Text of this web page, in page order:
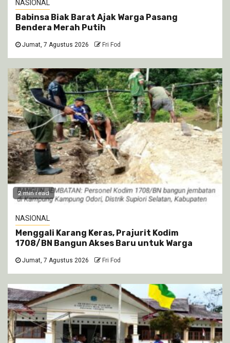
NASIONAL
Babinsa Biak Barat Ajak Warga Pasang
Bendera Merah Putih
Jumat, 7 Agustus 2026 Fri Fod
2 min read
NASIONAL
Menggali Karang Keras, Prajurit Kodim
1708/BN Bangun Akses Baru untuk Warga
Jumat, 7 Agustus 2026 Fri Fod